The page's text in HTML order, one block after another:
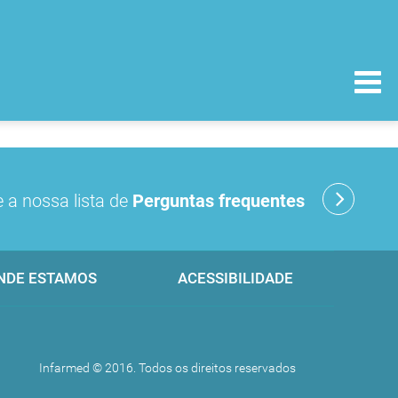
a nossa lista de Perguntas frequentes
ESTAMOS ACESSIBILIDADE
Infarmed © 2016. Todos os direitos reservados